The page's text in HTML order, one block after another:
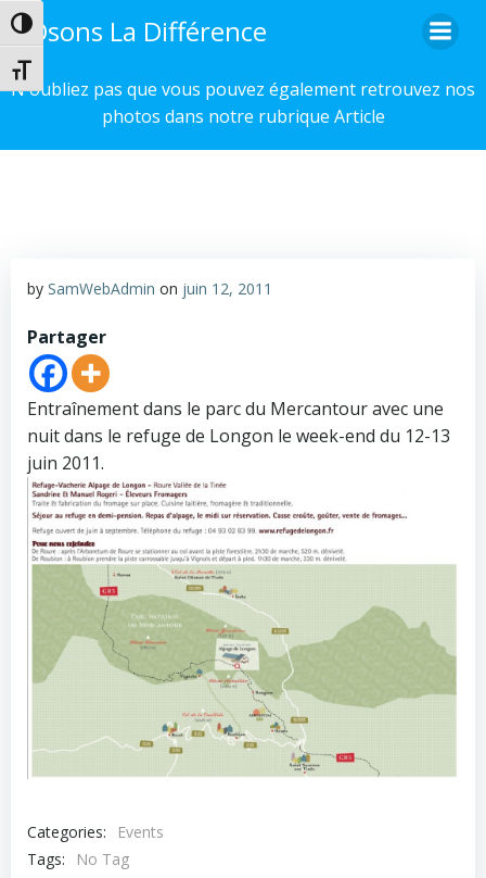
Passer en contraste élevé
Changer la taille de la police
au
Osons La Différence
N'oubliez pas que vous pouvez également retrouvez nos
photos dans notre rubrique Article
by SamWebAdmin on juin 12, 2011
Partager
Entraînement dans le parc du Mercantour avec une
nuit dans le refuge de Longon le week-end du 12-13
juin 2011.
Categories:
Events
Tags:
No Tag